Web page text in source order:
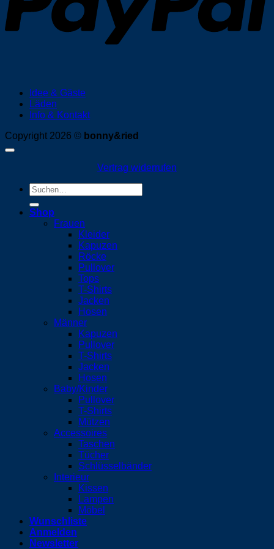
Idee & Gäste
Läden
Info & Kontakt
Copyright 2026 © bonny&ried
Vertrag widerrufen
Suchen
nach:
Shop
Frauen
Kleider
Kapuzen
Röcke
Pullover
Tops
T-Shirts
Jacken
Hosen
Männer
Kapuzen
Pullover
T-Shirts
Jacken
Hosen
Baby/Kinder
Pullover
T-Shirts
Mützen
Accessoires
Taschen
Tücher
Schlüsselbänder
Interieur
Kissen
Lampen
Möbel
Wunschliste
Anmelden
Newsletter